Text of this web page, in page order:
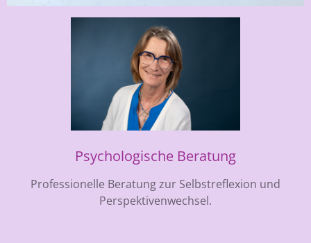
Psychologische Beratung
Professionelle Beratung zur Selbstreflexion und
Perspektivenwechsel.